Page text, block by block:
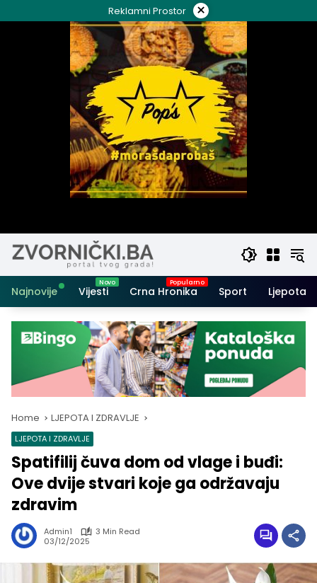
to
Reklamni Prostor ×
Najnovije Vijesti Crna Hronika Sport Ljepota i
Home LJEPOTA I ZDRAVLJE
LJEPOTA I ZDRAVLJE
Spatifilij čuva dom od vlage i buđi:
Ove dvije stvari koje ga održavaju
zdravim
Admin1
3 Min Read
03/12/2025